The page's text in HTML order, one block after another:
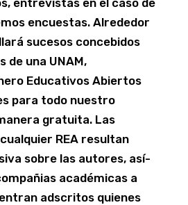
entrevistas en el caso de
encuestas. Alrededor
sucesos concebidos
de una UNAM,
Educativos Abiertos
para todo nuestro
gratuita. Las
REA resultan
sobre las autores, así­
académicas a
adscritos quienes